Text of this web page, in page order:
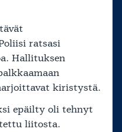
ratsasi
Hallituksen
kiristystä.
epäilty oli tehnyt
liitosta.